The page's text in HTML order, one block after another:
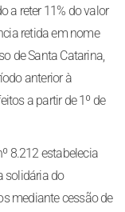
a reter 11% do valor
retida em nome
de Santa Catarina,
anterior à
a partir de 1º de
8.212 estabelecia
solidária do
mediante cessão de